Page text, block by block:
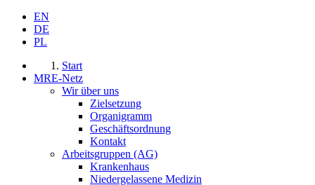
EN
DE
PL
Start
MRE-Netz
Wir über uns
Zielsetzung
Organigramm
Geschäftsordnung
Kontakt
Arbeitsgruppen (AG)
Krankenhaus
Niedergelassene Medizin